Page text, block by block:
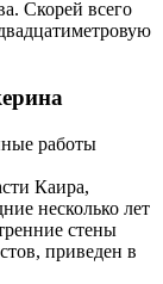
Скорей всего
работы
Каира,
несколько лет
стены
приведен в